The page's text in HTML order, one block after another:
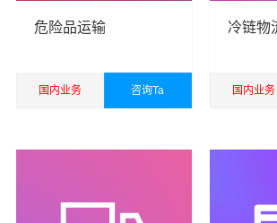
货物出险将有专人全程负责处理理赔事
江门货运公司
成立于2016年，经营范
货运公司以珠三角，长三角和京津冀等
危险品运输
国内业务 咨询Ta
冷链物
国内业务